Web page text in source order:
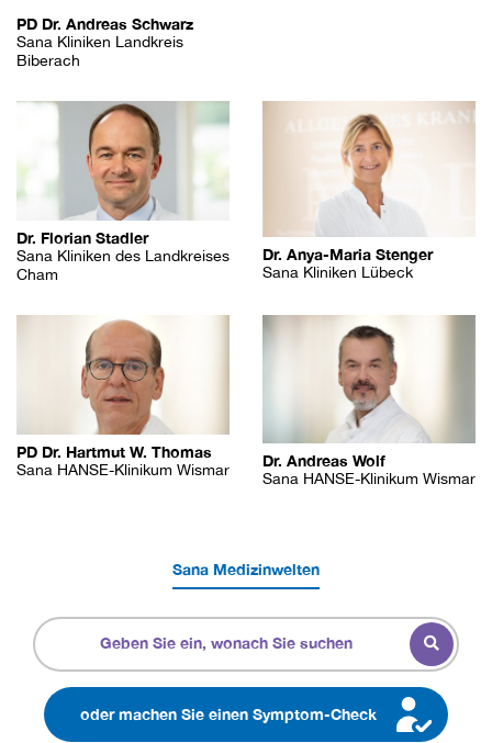
PD Dr. Andreas Schwarz
Sana Kliniken Landkreis
Biberach
Dr. Florian Stadler
Sana Kliniken des Landkreises
Cham
Dr. Anya-Maria Stenger
Sana Kliniken Lübeck
PD Dr. Hartmut W. Thomas
Sana HANSE-Klinikum Wismar Dr. Andreas Wolf
Sana HANSE-Klinikum Wismar
Sana Medizinwelten
oder machen Sie einen Symptom-Check